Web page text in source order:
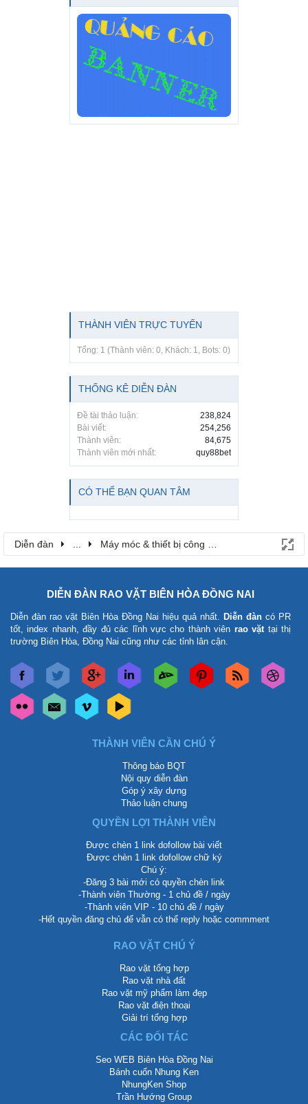
THÀNH VIÊN TRỰC TUYẾN
Tổng: 1 (Thành viên: 0, Khách: 1, Bots: 0)
THỐNG KÊ DIỄN ĐÀN
Đề tài thảo luận:
238,824
Bài viết:
254,256
Thành viên:
84,675
Thành viên mới nhất:
quy88bet
CÓ THỂ BẠN QUAN TÂM
Diễn đàn Máy móc & thiết bị công nông nghiệp
DIỄN ĐÀN RAO VẶT BIÊN HÒA ĐỒNG NAI
Diễn đàn rao vặt Biên Hòa Đồng Nai hiệu quả nhất. Diễn đàn có PR
tốt, index nhanh, đầy đủ các lĩnh vực cho thành viên rao vặt tại thị
trường Biên Hòa, Đồng Nai cũng như các tỉnh lân cận.
THÀNH VIÊN CẦN CHÚ Ý
Thông báo BQT
Nội quy diễn đàn
Góp ý xây dựng
Thảo luận chung
QUYỀN LỢI THÀNH VIÊN
Được chèn 1 link dofollow bài viết
Được chèn 1 link dofollow chữ ký
Chú ý:
-Đăng 3 bài mới có quyền chèn link
-Thành viên Thường - 1 chủ đề / ngày
-Thành viên VIP - 10 chủ đề / ngày
-Hết quyền đăng chủ để vẫn có thể reply hoặc commment
RAO VẶT CHÚ Ý
Rao vặt tổng hợp
Rao vặt nhà đất
Rao vặt mỹ phẩm làm đẹp
Rao vặt điện thoại
Giải trí tổng hợp
CÁC ĐỐI TÁC
Seo WEB Biên Hòa Đồng Nai
Bánh cuốn Nhung Ken
NhungKen Shop
Trần Hướng Group